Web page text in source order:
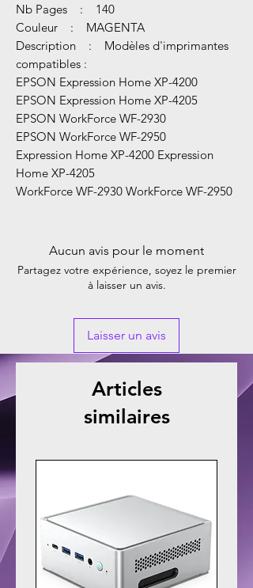
Nb Pages : 140
Couleur : MAGENTA
Description : Modèles d'imprimantes
compatibles :
EPSON Expression Home XP-4200
EPSON Expression Home XP-4205
EPSON WorkForce WF-2930
EPSON WorkForce WF-2950
Expression Home XP-4200 Expression
Home XP-4205
WorkForce WF-2930 WorkForce WF-2950
Aucun avis pour le moment
Partagez votre expérience, soyez le premier
à laisser un avis.
Laisser un avis
Articles
similaires